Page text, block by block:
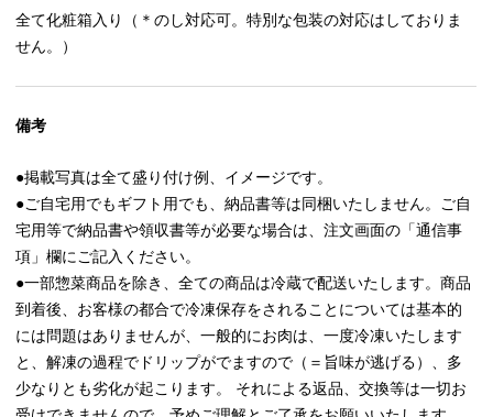
全て化粧箱入り（＊のし対応可。特別な包装の対応はしておりま
せん。）
備考
●掲載写真は全て盛り付け例、イメージです。
●ご自宅用でもギフト用でも、納品書等は同梱いたしません。ご自
宅用等で納品書や領収書等が必要な場合は、注文画面の「通信事
項」欄にご記入ください。
●一部惣菜商品を除き、全ての商品は冷蔵で配送いたします。商品
到着後、お客様の都合で冷凍保存をされることについては基本的
には問題はありませんが、一般的にお肉は、一度冷凍いたします
と、解凍の過程でドリップがでますので（＝旨味が逃げる）、多
少なりとも劣化が起こります。 それによる返品、交換等は一切お